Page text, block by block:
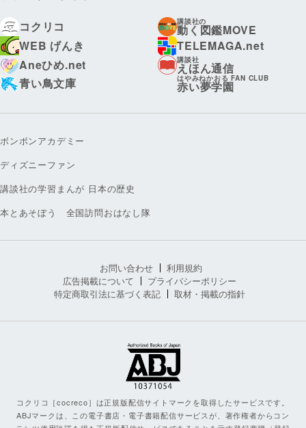
コクリコ
講談社の
動く図鑑MOVE
WEB げんき
TELEMAGA.net
Aneひめ.net
講談社
えほん通信
青い鳥文庫
はやみねかおる FAN CLUB
赤い夢学園
ボンボンアカデミー
ディズニーファン
講談社の学習まんが 日本の歴史
本とあそぼう 全国訪問おはなし隊
お問い合わせ
利用規約
広告掲載について
プライバシーポリシー
特定商取引法に基づく表記
取材・掲載の指針
コクリコ［cocreco］は正規版配信サイトマークを取得したサービスです。
ABJマークは、この電子書店・電子書籍配信サービスが、著作権者からコン